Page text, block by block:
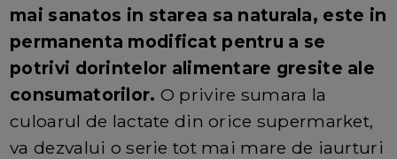
mai sanatos in starea sa naturala, este in
permanenta modificat pentru a se
potrivi dorintelor alimentare gresite ale
consumatorilor. O privire sumara la
culoarul de lactate din orice supermarket,
va dezvalui o serie tot mai mare de iaurturi